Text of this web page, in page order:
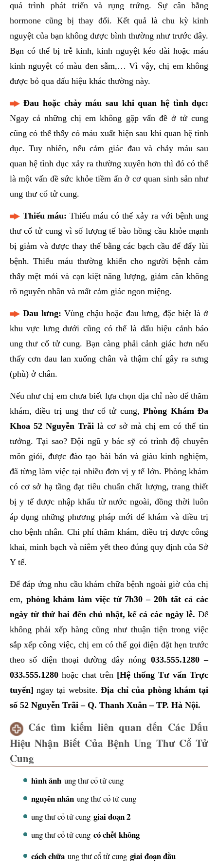
quá trình phát triển và rụng trứng. Sự cân bằng
hormone cũng bị thay đổi. Kết quả là chu kỳ kinh
nguyệt của bạn không được bình thường như trước đây.
Bạn có thể bị trễ kinh, kinh nguyệt kéo dài hoặc máu
kinh nguyệt có màu đen sẫm,… Vì vậy, chị em không
được bỏ qua dấu hiệu khác thường này.
Đau hoặc chảy máu sau khi quan hệ tình dục:
Ngay cả những chị em không gặp vấn đề ở tử cung
cũng có thể thấy có máu xuất hiện sau khi quan hệ tình
dục. Tuy nhiên, nếu cảm giác đau và chảy máu sau
quan hệ tình dục xảy ra thường xuyên hơn thì đó có thể
là một vấn đề sức khỏe tiềm ẩn ở cơ quan sinh sản như
ung thư cổ tử cung.
Thiếu máu: Thiếu máu có thể xảy ra với bệnh ung
thư cổ tử cung vì số lượng tế bào hồng cầu khỏe mạnh
bị giảm và được thay thế bằng các bạch cầu để đẩy lùi
bệnh. Thiếu máu thường khiến cho người bệnh cảm
thấy mệt mỏi và cạn kiệt năng lượng, giảm cân không
rõ nguyên nhân và mất cảm giác ngon miệng.
Đau lưng: Vùng chậu hoặc đau lưng, đặc biệt là ở
khu vực lưng dưới cũng có thể là dấu hiệu cảnh báo
ung thư cổ tử cung. Bạn càng phải cảnh giác hơn nếu
thấy cơn đau lan xuống chân và thậm chí gây ra sưng
(phù) ở chân.
Nếu như chị em chưa biết lựa chọn địa chỉ nào để thăm
khám, điều trị ung thư cổ tử cung, Phòng Khám Đa
Khoa 52 Nguyễn Trãi là cơ sở mà chị em có thể tin
tưởng. Tại sao? Đội ngũ y bác sỹ có trình độ chuyên
môn giỏi, được đào tạo bài bản và giàu kinh nghiệm,
đã từng làm việc tại nhiều đơn vị y tế lớn. Phòng khám
có cơ sở hạ tầng đạt tiêu chuẩn chất lượng, trang thiết
bị y tế được nhập khẩu từ nước ngoài, đồng thời luôn
áp dụng những phương pháp mới để khám và điều trị
cho bệnh nhân. Chi phí thăm khám, điều trị được công
khai, minh bạch và niêm yết theo đúng quy định của Sở
Y tế.
Để đáp ứng nhu cầu khám chữa bệnh ngoài giờ của chị
em, phòng khám làm việc từ 7h30 – 20h tất cả các
ngày từ thứ hai đến chủ nhật, kể cả các ngày lễ.Để
không phải xếp hàng cũng như thuận tiện trong việc
sắp xếp công việc, chị em có thể gọi điện đặt hẹn trước
theo số điện thoại đường dây nóng 033.555.1280–
033.555.1280hoặc chat trên[Hệ thống Tư vấn Trực
tuyến]ngay tại website. Địa chỉ của phòng khám tại
số 52 Nguyễn Trãi – Q. Thanh Xuân – TP. Hà Nội.
Các tìm kiếm liên quan đến Các Dấu
Hiệu Nhận Biết Của Bệnh Ung Thư Cổ Tử
Cung
hình ảnh ung thư cổ tử cung
nguyên nhân ung thư cổ tử cung
ung thư cổ tử cunggiai đoạn 2
ung thư cổ tử cungcó chết không
cách chữa ung thư cổ tử cunggiai đoạn đầu